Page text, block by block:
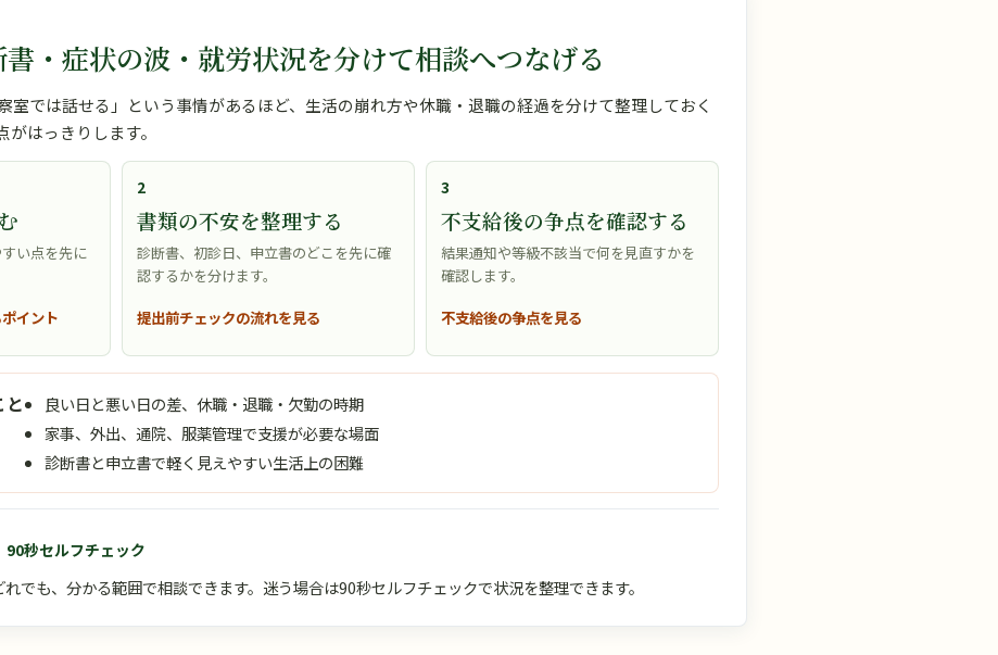
・症状の波・就労状況を分けて相談へつなげる
室では話せる」という事情があるほど、生活の崩れ方や休職・退職の経過を分けて整理しておく
がはっきりします。
い点を先に
イント
2
書類の不安を整理する
診断書、初診日、申立書のどこを先に確
認するかを分けます。
提出前チェックの流れを見る
3
不支給後の争点を確認する
結果通知や等級不該当で何を見直すかを
確認します。
不支給後の争点を見る
と
良い日と悪い日の差、休職・退職・欠勤の時期
家事、外出、通院、服薬管理で支援が必要な場面
診断書と申立書で軽く見えやすい生活上の困難
90秒セルフチェック
でも、分かる範囲で相談できます。迷う場合は90秒セルフチェックで状況を整理できます。